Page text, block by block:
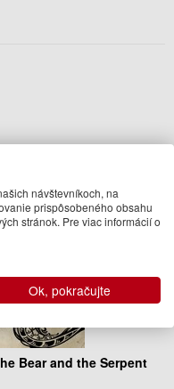
Bear and the Serpent
návštevníkoch, na
prispôsobeného obsahu
stránok. Pre viac informácií o
Ok, pokračujte